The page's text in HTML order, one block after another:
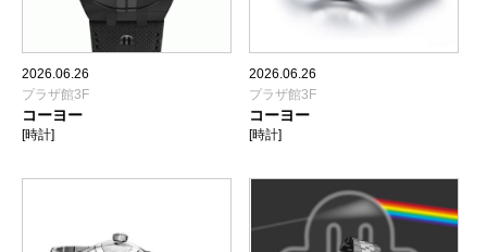
2026.06.26
プラザ館3F
コーヨー
[時計]
2026.06.26
プラザ館3F
コーヨー
[時計]